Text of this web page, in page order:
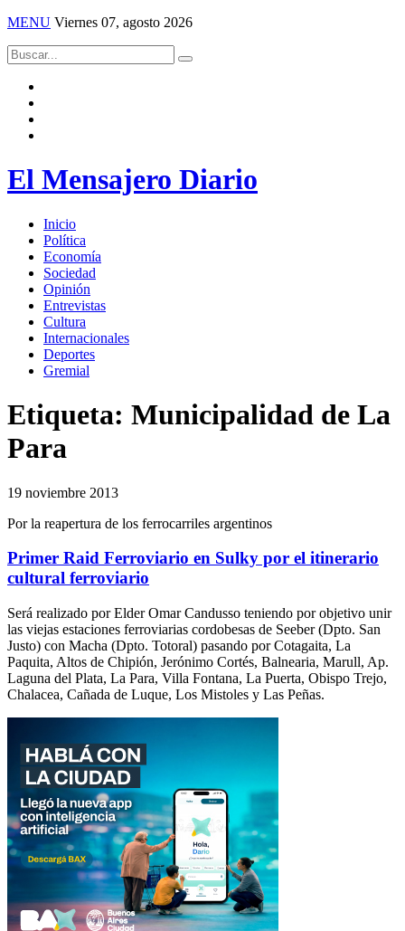
MENU Viernes 07, agosto 2026
El Mensajero Diario
Inicio
Política
Economía
Sociedad
Opinión
Entrevistas
Cultura
Internacionales
Deportes
Gremial
Etiqueta: Municipalidad de La
Para
19 noviembre 2013
Por la reapertura de los ferrocarriles argentinos
Primer Raid Ferroviario en Sulky por el itinerario
cultural ferroviario
Será realizado por Elder Omar Candusso teniendo por objetivo unir
las viejas estaciones ferroviarias cordobesas de Seeber (Dpto. San
Justo) con Macha (Dpto. Totoral) pasando por Cotagaita, La
Paquita, Altos de Chipión, Jerónimo Cortés, Balnearia, Marull, Ap.
Laguna del Plata, La Para, Villa Fontana, La Puerta, Obispo Trejo,
Chalacea, Cañada de Luque, Los Mistoles y Las Peñas.